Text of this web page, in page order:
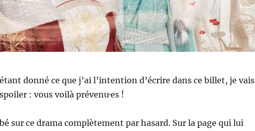
donné ce que j’ai l’intention d’écrire dans ce billet, je vais
: vous voilà prévenu·es !
sur ce drama complètement par hasard. Sur la page qui lui